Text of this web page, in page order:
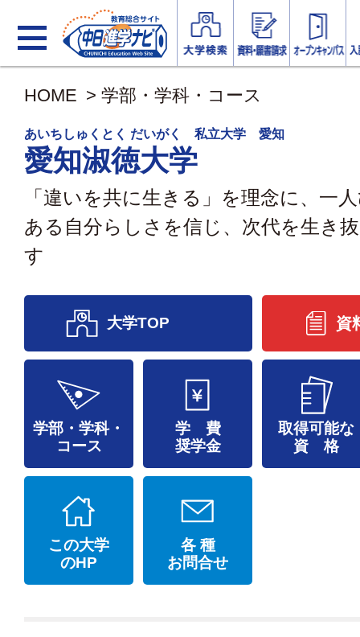
HOME > 学部・学科・コース
あいちしゅくとく だいがく 私立大学 愛知
愛知淑徳大学
「違いを共に生きる」を理念に、一
ある自分らしさを信じ、次代を生き
す
資
大学TOP
学部・学科・
コース
学 費
奨学金
取得可能な
資 格
この大学
のHP
各 種
お問合せ